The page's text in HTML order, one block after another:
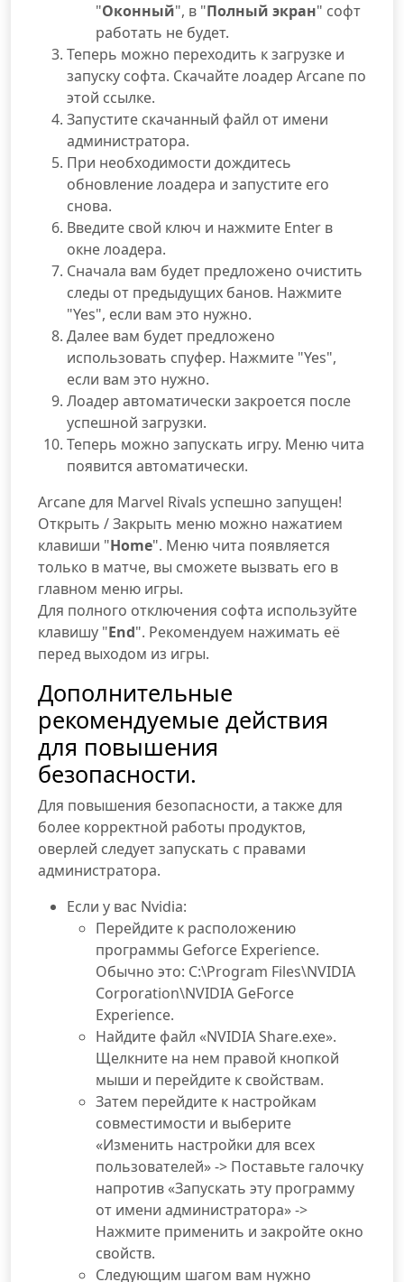
"Оконный", в "Полный экран" софт
работать не будет.
Теперь можно переходить к загрузке и
запуску софта. Скачайте лоадер Arcane по
этой ссылке.
Запустите скачанный файл от имени
администратора.
При необходимости дождитесь
обновление лоадера и запустите его
снова.
Введите свой ключ и нажмите Enter в
окне лоадера.
Сначала вам будет предложено очистить
следы от предыдущих банов. Нажмите
"Yes", если вам это нужно.
Далее вам будет предложено
использовать спуфер. Нажмите "Yes",
если вам это нужно.
Лоадер автоматически закроется после
успешной загрузки.
Теперь можно запускать игру. Меню чита
появится автоматически.
Arcane для Marvel Rivals успешно запущен!
Открыть / Закрыть меню можно нажатием
клавиши "Home". Меню чита появляется
только в матче, вы сможете вызвать его в
главном меню игры.
Для полного отключения софта используйте
клавишу "End". Рекомендуем нажимать её
перед выходом из игры.
Дополнительные
рекомендуемые действия
для повышения
безопасности.
Для повышения безопасности, а также для
более корректной работы продуктов,
оверлей следует запускать с правами
администратора.
Если у вас Nvidia:
Перейдите к расположению
программы Geforce Experience.
Обычно это: C:\Program Files\NVIDIA
Corporation\NVIDIA GeForce
Experience.
Найдите файл «NVIDIA Share.exe».
Щелкните на нем правой кнопкой
мыши и перейдите к свойствам.
Затем перейдите к настройкам
совместимости и выберите
«Изменить настройки для всех
пользователей» -> Поставьте галочку
напротив «Запускать эту программу
от имени администратора» ->
Нажмите применить и закройте окно
свойств.
Следующим шагом вам нужно